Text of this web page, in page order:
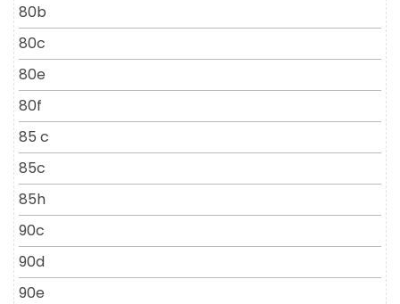
80b
80c
80e
80f
85 c
85c
85h
90c
90d
90e